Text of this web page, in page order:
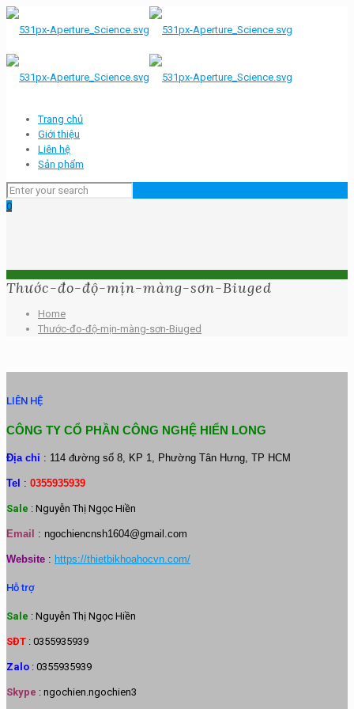
Trang chủ
Giới thiệu
Liên hệ
Sản phẩm
0
Thước-đo-độ-mịn-màng-sơn-Biuged
Home
Thước-đo-độ-mịn-màng-sơn-Biuged
LIÊN HỆ
CÔNG TY CỔ PHẦN CÔNG NGHỆ HIỂN LONG
Địa chỉ : 114 đường số 8, KP 1, Phường Tân Hưng, TP HCM
Tel : 0355935939
Sale : Nguyễn Thị Ngọc Hiền
Email : ngochiencnsh1604@gmail.com
Website : https://thietbikhoahocvn.com/
Hỗ trợ
Sale : Nguyễn Thị Ngọc Hiền
SĐT : 0355935939
Zalo : 0355935939
Skype : ngochien.ngochien3